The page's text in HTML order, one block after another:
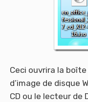
Ceci ouvrira la
d’image de disque
CD ou le lecteur de